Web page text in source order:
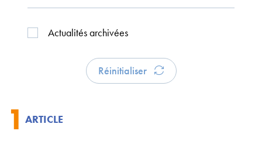
Actualités archivées
Réinitialiser
1 ARTICLE